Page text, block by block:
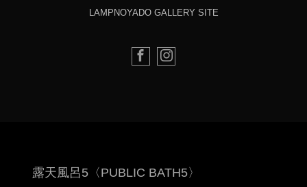
LAMPNOYADO GALLERY SITE
露天風呂5〈PUBLIC BATH5〉